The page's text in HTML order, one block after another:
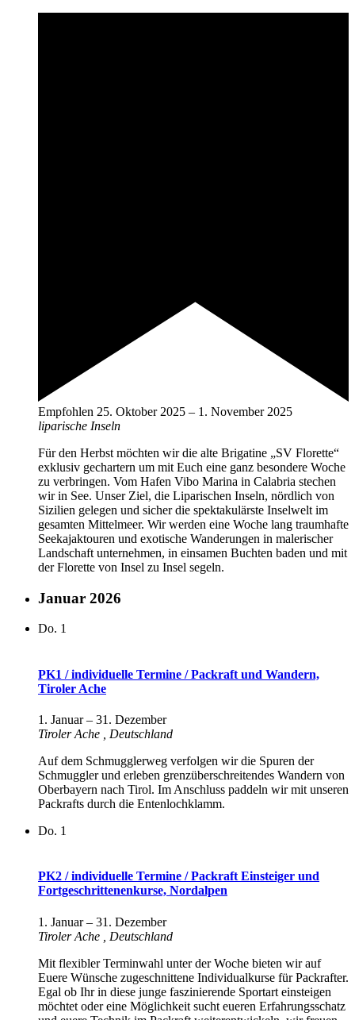
Empfohlen 25. Oktober 2025 – 1. November 2025
liparische Inseln
Für den Herbst möchten wir die alte Brigatine „SV Florette“
exklusiv gechartern um mit Euch eine ganz besondere Woche
zu verbringen. Vom Hafen Vibo Marina in Calabria stechen
wir in See. Unser Ziel, die Liparischen Inseln, nördlich von
Sizilien gelegen und sicher die spektakulärste Inselwelt im
gesamten Mittelmeer. Wir werden eine Woche lang traumhafte
Seekajaktouren und exotische Wanderungen in malerischer
Landschaft unternehmen, in einsamen Buchten baden und mit
der Florette von Insel zu Insel segeln.
Januar 2026
Do. 1
PK1 / individuelle Termine / Packraft und Wandern,
Tiroler Ache
1. Januar– 31. Dezember
Tiroler Ache
, Deutschland
Auf dem Schmugglerweg verfolgen wir die Spuren der
Schmuggler und erleben grenzüberschreitendes Wandern von
Oberbayern nach Tirol. Im Anschluss paddeln wir mit unseren
Packrafts durch die Entenlochklamm.
Do. 1
PK2 / individuelle Termine / Packraft Einsteiger und
Fortgeschrittenenkurse, Nordalpen
1. Januar– 31. Dezember
Tiroler Ache
, Deutschland
Mit flexibler Terminwahl unter der Woche bieten wir auf
Euere Wünsche zugeschnittene Individualkurse für Packrafter.
Egal ob Ihr in diese junge faszinierende Sportart einsteigen
möchtet oder eine Möglichkeit sucht eueren Erfahrungsschatz